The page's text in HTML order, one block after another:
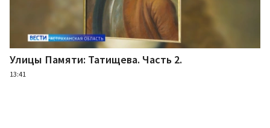
Улицы Памяти: Татищева. Часть 2.
13:41